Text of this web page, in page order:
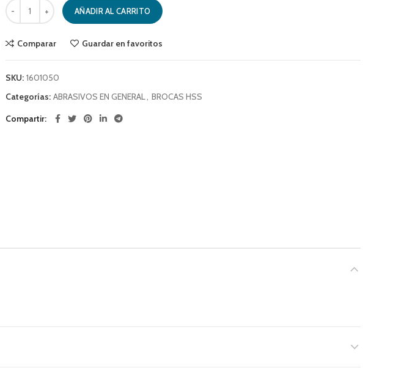
BROCA CILINDRICA 5.0 MM OSBORN cantidad
AÑADIR AL CARRITO
Comparar Guardar en favoritos
SKU: 1601050
Categorías: ABRASIVOS EN GENERAL, BROCAS HSS
Compartir